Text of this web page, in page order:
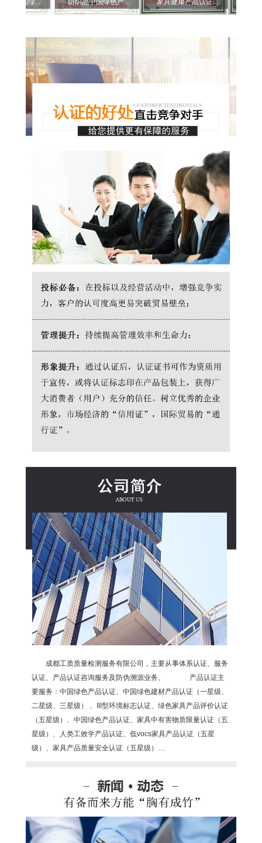
成都工质质量检测服务有限公司，主要从事体系认证、服务
认证、产品认证咨询服务及防伪溯源业务。 产品认证主
要服务：中国绿色产品认证、中国绿色建材产品认证（一星级、
二星级、三星级） 、III型环境标志认证、绿色家具产品评价认证
（五星级）、中国绿色产品认证、家具中有害物质限量认证（五
星级）、人类工效学产品认证、低vocs家具产品认证（五星
级）、家具产品质量安全认证（五星级）…